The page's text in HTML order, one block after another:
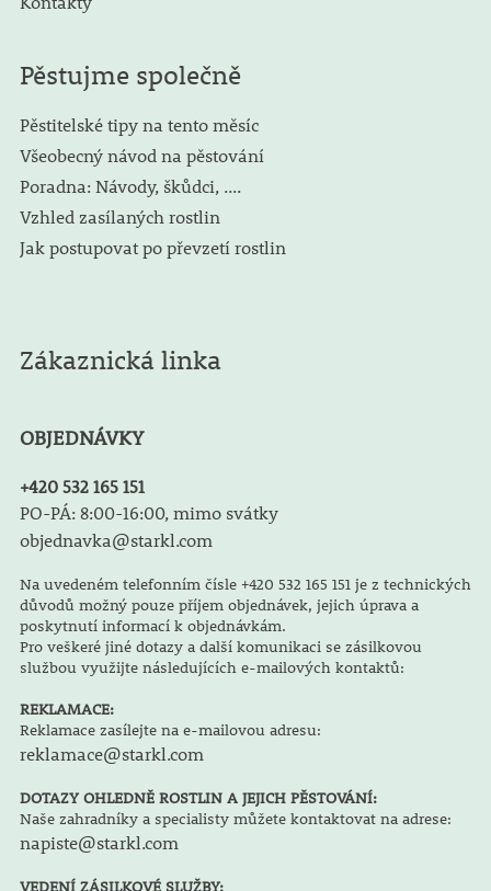
Pěstujme společně
Pěstitelské tipy na tento měsíc
Všeobecný návod na pěstování
Poradna: Návody, škůdci, ....
Vzhled zasílaných rostlin
Jak postupovat po převzetí rostlin
Zákaznická linka
OBJEDNÁVKY
+420 532 165 151
PO-PÁ: 8:00-16:00, mimo svátky
objednavka@starkl.com
Na uvedeném telefonním čísle +420 532 165 151 je z technických
důvodů možný pouze příjem objednávek, jejich úprava a
poskytnutí informací k objednávkám.
Pro veškeré jiné dotazy a další komunikaci se zásilkovou
službou využijte následujících e-mailových kontaktů:
REKLAMACE:
Reklamace zasílejte na e-mailovou adresu:
reklamace@starkl.com
DOTAZY OHLEDNĚ ROSTLIN A JEJICH PĚSTOVÁNÍ:
Naše zahradníky a specialisty můžete kontaktovat na adrese:
napiste@starkl.com
VEDENÍ ZÁSILKOVÉ SLUŽBY: